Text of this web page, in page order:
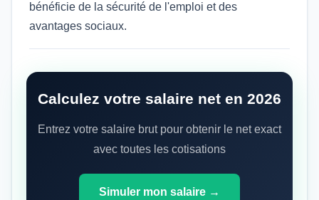
bénéficie de la sécurité de l'emploi et des
avantages sociaux.
Calculez votre salaire net en 2026
Entrez votre salaire brut pour obtenir le net exact
avec toutes les cotisations
Simuler mon salaire →